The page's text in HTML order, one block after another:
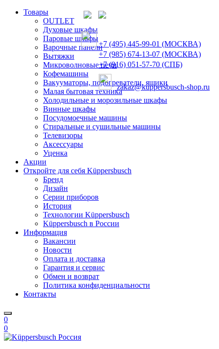
Товары
OUTLET
Духовые шкафы
Паровые шкафы
Варочные панели
Вытяжки
Микроволновые печи
Кофемашины
Вакууматоры, подогреватели, ящики
Малая бытовая техника
Холодильные и морозильные шкафы
Винные шкафы
Посудомоечные машины
Стиральные и сушильные машины
Телевизоры
Аксессуары
Уценка
Акции
Откройте для себя Küppersbusch
Бренд
Дизайн
Серии приборов
История
Технологии Küppersbusch
Küppersbusch в России
Информация
Вакансии
Новости
Оплата и доставка
Гарантия и сервис
Обмен и возврат
Политика конфиденциальности
Контакты
0
0
+7 (495) 445-99-01 (МОСКВА)
+7 (985) 674-13-07 (МОСКВА)
+7 (916) 051-57-70 (СПБ)
zakaz@kuppersbusch-shop.ru